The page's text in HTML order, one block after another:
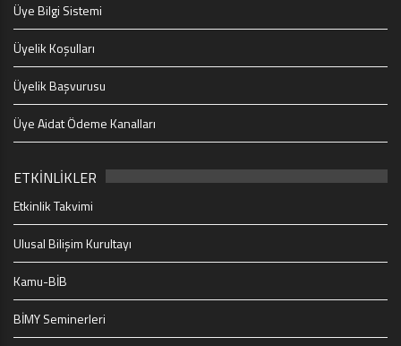
Üye Bilgi Sistemi
Üyelik Koşulları
Üyelik Başvurusu
Üye Aidat Ödeme Kanalları
ETKİNLİKLER
Etkinlik Takvimi
Ulusal Bilişim Kurultayı
Kamu-BİB
BİMY Seminerleri